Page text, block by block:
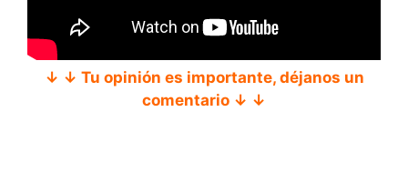
↓ ↓ Tu opinión es importante, déjanos un
comentario ↓ ↓